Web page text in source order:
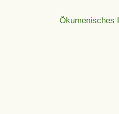
Ökumenisches